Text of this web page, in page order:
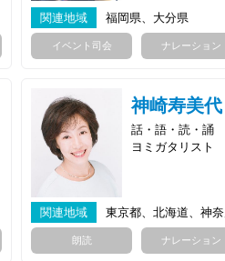
関連地域 福岡県、大分県
イベント司会 ナレーション
神崎寿美代
話・語・読・誦
ヨミガタリスト
関連地域 東京都、北海道、神
朗読 ナレーション